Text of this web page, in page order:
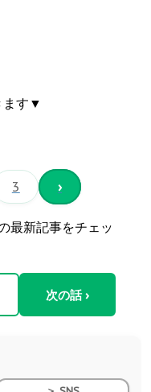
ます▼
3 ›
最新記事をチェッ
次の話 ›